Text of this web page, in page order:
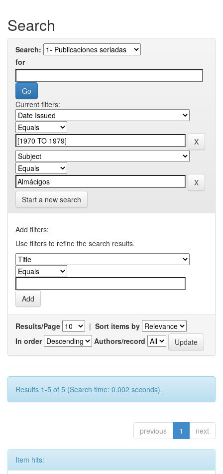
Search
Search:
for
Current filters:
Start a new search
Add filters:
Use filters to refine the search results.
Results/Page | Sort items by
In order
Authors/record
Results 1-5 of 5 (Search time: 0.002 seconds).
previous 1 next
Item hits: